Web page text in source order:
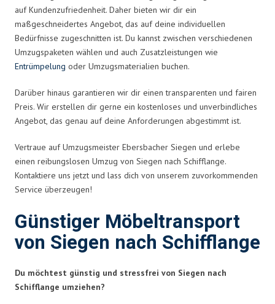
auf Kundenzufriedenheit. Daher bieten wir dir ein
maßgeschneidertes Angebot, das auf deine individuellen
Bedürfnisse zugeschnitten ist. Du kannst zwischen verschiedenen
Umzugspaketen wählen und auch Zusatzleistungen wie
Entrümpelung oder Umzugsmaterialien buchen.
Darüber hinaus garantieren wir dir einen transparenten und fairen
Preis. Wir erstellen dir gerne ein kostenloses und unverbindliches
Angebot, das genau auf deine Anforderungen abgestimmt ist.
Vertraue auf Umzugsmeister Ebersbacher Siegen und erlebe
einen reibungslosen Umzug von Siegen nach Schifflange.
Kontaktiere uns jetzt und lass dich von unserem zuvorkommenden
Service überzeugen!
Günstiger Möbeltransport
von Siegen nach Schifflange
Du möchtest günstig und stressfrei von Siegen nach
Schifflange umziehen?